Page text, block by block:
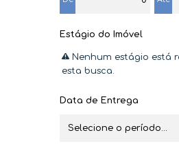
Estágio do Imóvel
Nenhum estágio está
esta busca.
Data de Entrega